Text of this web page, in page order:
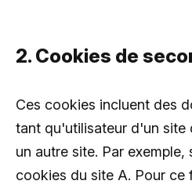
2. Cookies de
Ces cookies incluent des
tant qu'utilisateur d'un site
un autre site. Par exemple,
cookies du site A. Pour ce